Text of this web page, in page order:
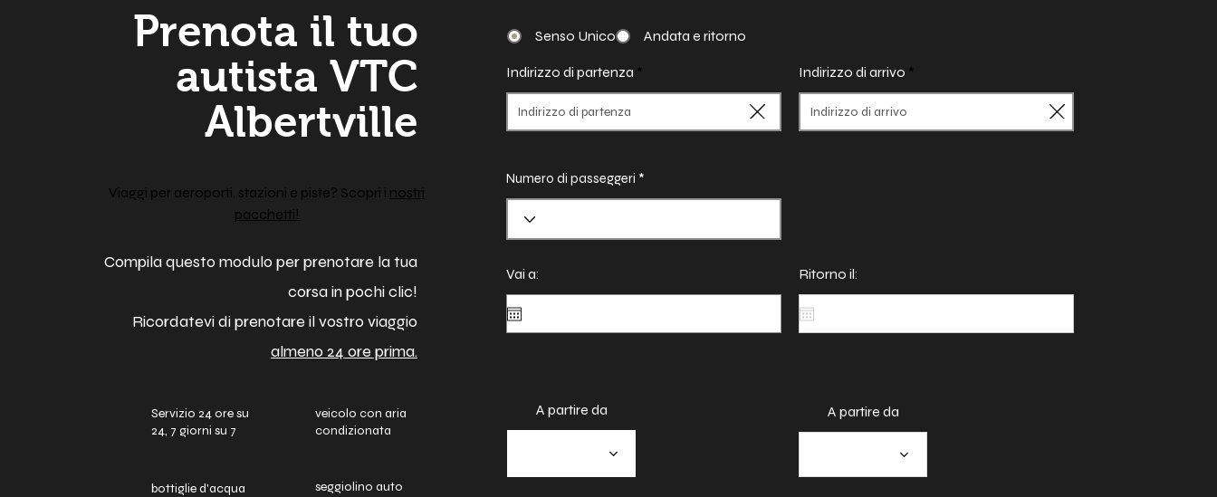
Prenota il tuo
autista VTC
Albertville
Viaggi per aeroporti, stazioni e piste? Scopri i nostri
pacchetti!
Compila questo modulo per prenotare la tua
corsa in pochi clic!
Ricordatevi di prenotare il vostro viaggio
almeno 24 ore prima.
Senso Unico Andata e ritorno
Indirizzo di partenza Indirizzo di arrivo
Numero di passeggeri
Vai a: Ritorno il:
Servizio 24 ore su
24, 7 giorni su 7
veicolo con aria
condizionata
bottiglie d'acqua seggiolino auto
A partire da A partire da